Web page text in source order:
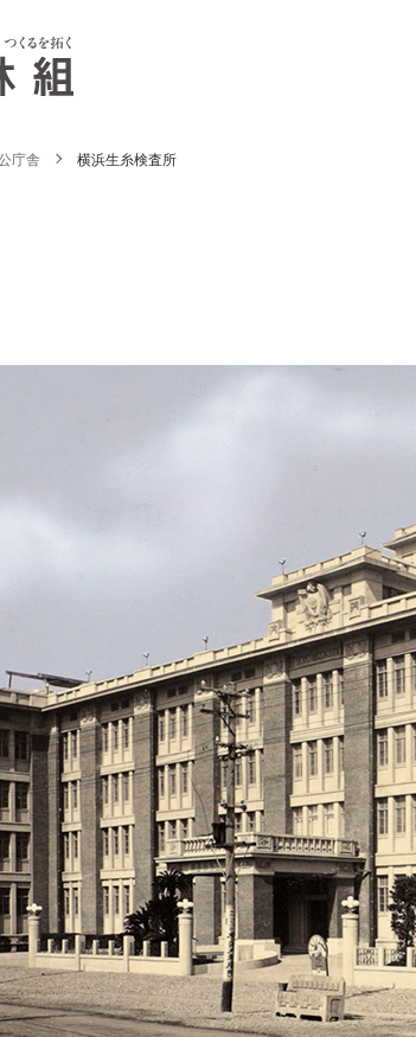
庁舎 横浜生糸検査所